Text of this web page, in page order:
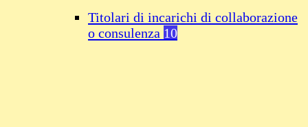
Titolari di incarichi di collaborazione
o consulenza 10